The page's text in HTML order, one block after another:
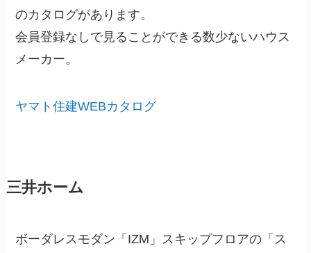
のカタログがあります。
会員登録なしで見ることができる数少ないハウス
メーカー。
ヤマト住建WEBカタログ
三井ホーム
ボーダレスモダン「IZM」スキップフロアの「ス